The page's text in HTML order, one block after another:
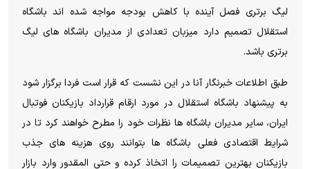
لیگ برتری فصل آینده با کاهش بودجه مواجه شده اند باشگاه
استقلال تصمیم دارد میزبان تعدادی از مدیران باشگاه های لیگ
برتری باشد.
طبق اطلاعات خبرنگار آنا در این نشست که قرار است فردا برگزار شود
به پیشنهاد باشگاه استقلال در مورد ارقام قرارداد بازیکنان فوتبال
ایران، سایر مدیران باشگاه ها نظرات خود را مطرح خواهند کرد تا در
شرایط اقتصادی فعلی باشگاه ها بتوانند روی هزینه های جذب
بازیکنان بهترین تصمیمات را اتخاذ کرده و حتی المقدور وارد بازار